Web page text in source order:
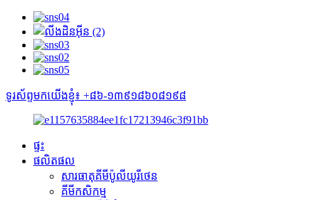
ទូរស័ព្ទមកយើងខ្ញុំ៖ +៨៦-១៣៩១៨៦០៨១៩៨
ផ្ទះ
ផលិតផល
សារធាតុគីមីប៉ូលីយូរីថេន
គីមីកសិកម្ម